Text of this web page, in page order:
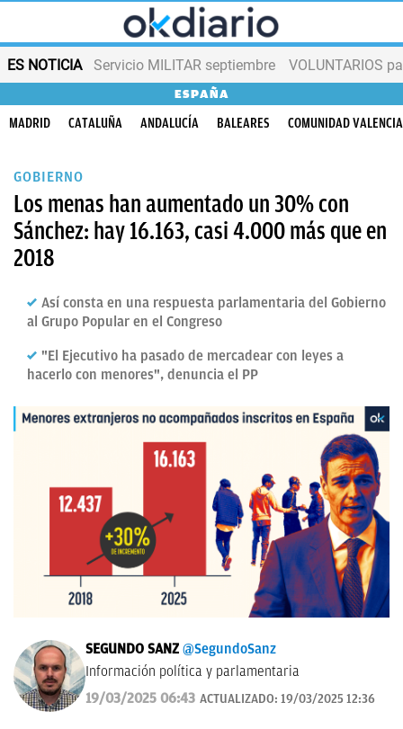
ES NOTICIA Servicio MILITAR septiembre VOLUNTARIOS
ESPAÑA
MADRID CATALUÑA ANDALUCÍA BALEARES COMUNIDAD
GOBIERNO
Los menas han aumentado un 30% con
Sánchez: hay 16.163, casi 4.000 más que en
2018
Así consta en una respuesta parlamentaria del Gobierno
al Grupo Popular en el Congreso
"El Ejecutivo ha pasado de mercadear con leyes a
hacerlo con menores", denuncia el PP
SEGUNDO SANZ @SegundoSanz
Información política y parlamentaria
19/03/2025 06:43 ACTUALIZADO: 19/03/2025 12:36